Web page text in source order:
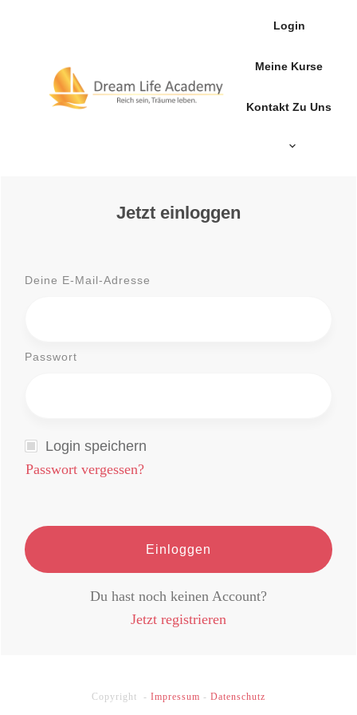
Login
Meine Kurse
Kontakt Zu Uns
Jetzt einloggen
Deine E-Mail-Adresse
Passwort
Login speichern
Passwort vergessen?
Einloggen
Du hast noch keinen Account?
Jetzt registrieren
Copyright - Impressum - Datenschutz